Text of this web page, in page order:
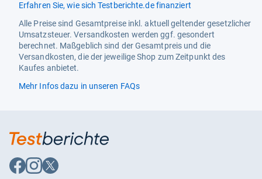
Erfahren Sie, wie sich Testberichte.de finanziert
Alle Preise sind Gesamtpreise inkl. aktuell geltender gesetzlicher
Umsatzsteuer. Versandkosten werden ggf. gesondert
berechnet. Maßgeblich sind der Gesamtpreis und die
Versandkosten, die der jeweilige Shop zum Zeitpunkt des
Kaufes anbietet.
Mehr Infos dazu in unseren FAQs
Auf
Facebook
Auf
Instagram
Auf
X